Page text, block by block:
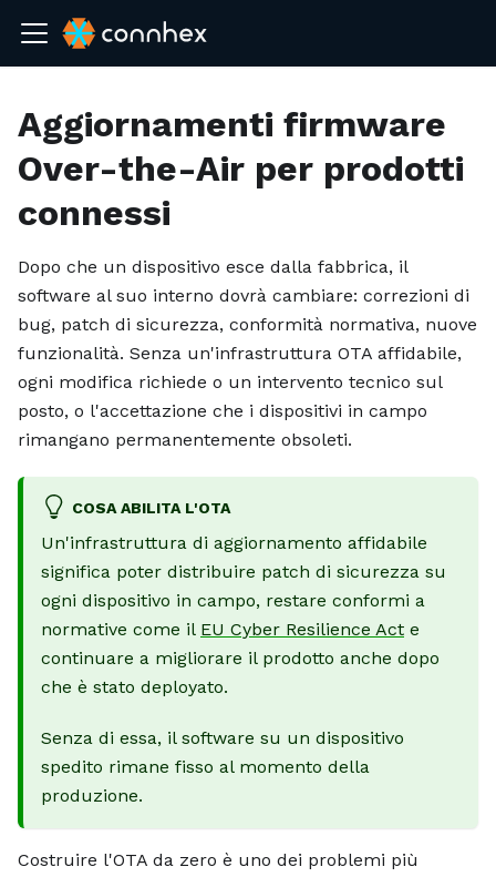
Aggiornamenti firmware
Over-the-Air per prodotti
connessi
Dopo che un dispositivo esce dalla fabbrica, il
software al suo interno dovrà cambiare: correzioni di
bug, patch di sicurezza, conformità normativa, nuove
funzionalità. Senza un'infrastruttura OTA affidabile,
ogni modifica richiede o un intervento tecnico sul
posto, o l'accettazione che i dispositivi in campo
rimangano permanentemente obsoleti.
COSA ABILITA L'OTA
Un'infrastruttura di aggiornamento affidabile
significa poter distribuire patch di sicurezza su
ogni dispositivo in campo, restare conformi a
normative come il EU Cyber Resilience Act e
continuare a migliorare il prodotto anche dopo
che è stato deployato.
Senza di essa, il software su un dispositivo
spedito rimane fisso al momento della
produzione.
Costruire l'OTA da zero è uno dei problemi più